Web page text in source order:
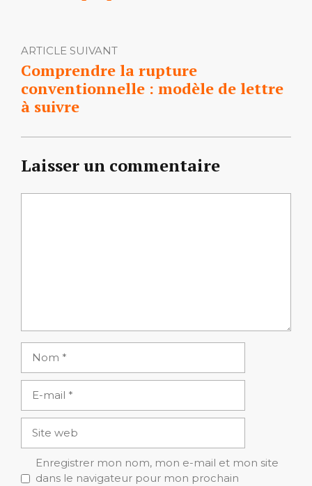
ARTICLE SUIVANT
Comprendre la rupture
conventionnelle : modèle de lettre
à suivre
Laisser un commentaire
mail
web
Enregistrer mon nom, mon e-mail et mon site
dans le navigateur pour mon prochain